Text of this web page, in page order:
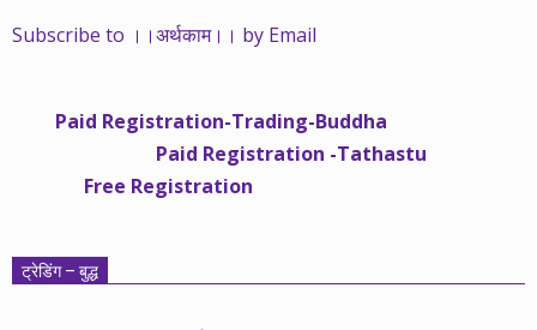
महंगाई की दर 10 प्रतिशत से ऊपर रहती है। वे भागकर जाते हैं सोने और
साढ़े चार सालों से अर्थकाम से जुड़े हैं, वे हमारी ईमानदारी और सत्यनिष्ठा से
भलीभांति वाकिफ हैं। शुरू में हम भी कच्चे थे तो बाज़ार के उस्तादों के जाल
में फंस गए। गलतियां कीं। लेकिन जैसे ही समझ में आया, खटाक से उनसे
मजबूत आधार और गहन रिसर्च के साथ। उसी का नतीजा है कि हमारी
Subscribe to ।।अर्थकाम।। by Email
Paid Registration-Trading-Buddha
Paid Registration -Tathastu
Free Registration
ट्रेडिंग – बुद्ध